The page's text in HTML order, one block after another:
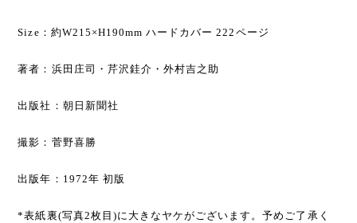
Size：約W215×H190mm ハードカバー 222ページ
著者：浜田庄司・芹沢銈介・外村吉之助
出版社：朝日新聞社
撮影：菅野喜勝
出版年：1972年 初版
*表紙裏(写真2枚目)に大きなヤケがございます。予めご了承く